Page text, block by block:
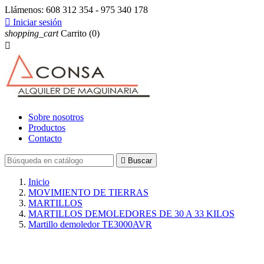
Llámenos: 608 312 354 - 975 340 178
 Iniciar sesión
shopping_cart Carrito (0)

Sobre nosotros
Productos
Contacto
 Buscar
Inicio
MOVIMIENTO DE TIERRAS
MARTILLOS
MARTILLOS DEMOLEDORES DE 30 A 33 KILOS
Martillo demoledor TE3000AVR